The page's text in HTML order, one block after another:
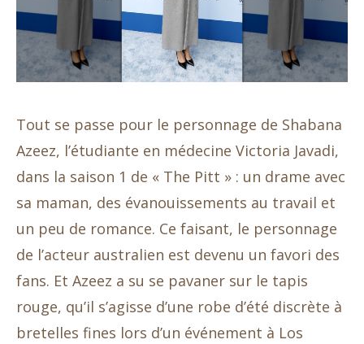
Tout se passe pour le personnage de Shabana
Azeez, l’étudiante en médecine Victoria Javadi,
dans la saison 1 de « The Pitt » : un drame avec
sa maman, des évanouissements au travail et
un peu de romance. Ce faisant, le personnage
de l’acteur australien est devenu un favori des
fans. Et Azeez a su se pavaner sur le tapis
rouge, qu’il s’agisse d’une robe d’été discrète à
bretelles fines lors d’un événement à Los